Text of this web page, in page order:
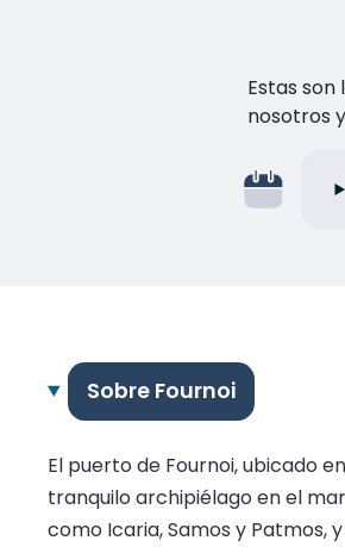
Estas
nosotros
Sobre Fournoi
El puerto de Fournoi, ubicado
tranquilo archipiélago en el
como Icaria, Samos y Patmos,